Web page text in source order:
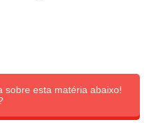
sobre esta matéria abaixo!